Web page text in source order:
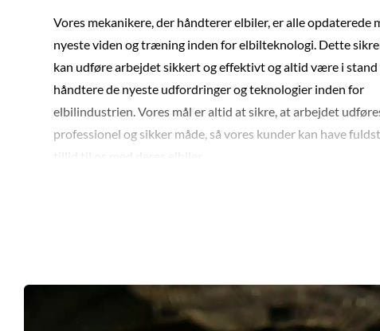
Vores mekanikere, der håndterer elbiler, er alle opdaterede
nyeste viden og træning inden for elbilteknologi. Dette
kan udføre arbejdet sikkert og effektivt og altid være i
håndtere de nyeste udfordringer og teknologier inden for
elbilindustrien. Vores mål er altid at sikre, at arbejdet
professionel og sikker måde, så vores kunder kan have